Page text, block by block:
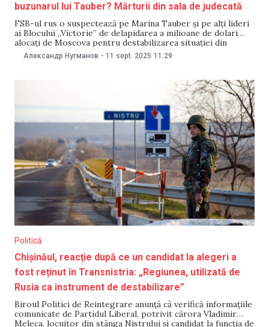
buzunarul lui Tauber? Mărturii din sala de judecată
FSB-ul rus o suspectează pe Marina Tauber și pe alți lideri
ai Blocului „Victorie” de delapidarea a milioane de dolari
alocați de Moscova pentru destabilizarea situației din
Republica Moldova, potrivit unei investigații publicate de
portalul Deschide.md pe 9 septembrie. În acest context,
dosarul
Александр Нугманов - 11 sept. 2025 11:29
Politică
Chișinăul, reacție după ce un candidat la alegeri a
fost reținut în Transnistria: „Regiunea, utilizată de
Rusia ca instrument de destabilizare”
Biroul Politici de Reintegrare anunță că verifică informațiile
comunicate de Partidul Liberal, potrivit cărora Vladimir
Meleca, locuitor din stânga Nistrului și candidat la funcția de